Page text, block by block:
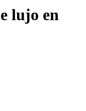
lujo en